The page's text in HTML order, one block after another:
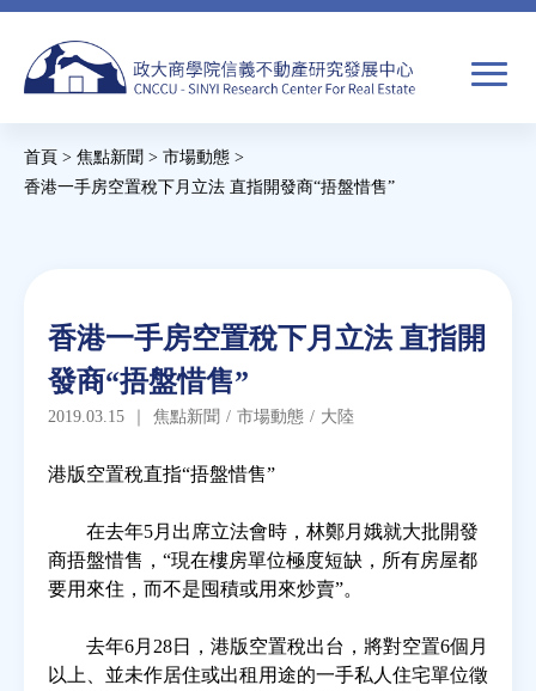
Jump
navigation
搜
單
搜
尋
焦點新聞
教育推廣
房市分析
研究獎勵
房地產年鑑
電子報
您
裡
首頁 > 焦點新聞 > 市場動態 >
香港一手房空置稅下月立法 直指開發商“捂盤惜售”
Back
top
香港一手房空置稅下月立法 直指開
發商“捂盤惜售”
2019.03.15 ｜ 焦點新聞 / 市場動態 / 大陸
港版空置稅直指“捂盤惜售”
在去年5月出席立法會時，林鄭月娥就大批開發
商捂盤惜售，“現在樓房單位極度短缺，所有房屋都
要用來住，而不是囤積或用來炒賣”。
去年6月28日，港版空置稅出台，將對空置6個月
以上、並未作居住或出租用途的一手私人住宅單位徵